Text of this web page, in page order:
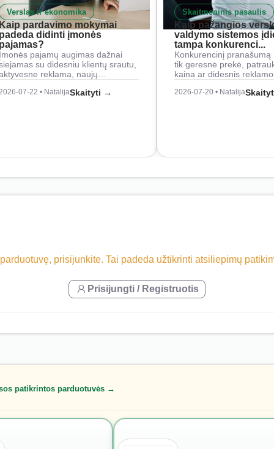
Verslas ir ekonomika
pardavimo mokymai
didinti įmonės
pajamų augimas dažnai
su didesniu klientų srautu,
reklama, naujų…
07-22 • NatalijaSkaityti →
Skaitmeninis pasaulis
Kaip pažangios
valdymo sistemos
tampa konkurenci...
Konkurencinį pranašumą
tik geresnė prekė,
kaina ar didesnis
2026-07-20 • Natalija
prisijunkite. Tai padeda užtikrinti atsiliepimų
Prisijungti / Registruotis
patikrintos parduotuvės →